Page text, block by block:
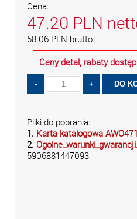
Cena:
47.20 PLN
58.06 PLN brutto
Ceny detal, rabaty
Pliki do pobrania:
1. Karta katalogowa
2.
5906881447093